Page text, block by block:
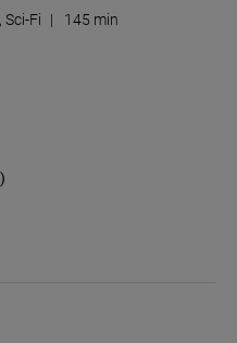
Sci-Fi | 145 min